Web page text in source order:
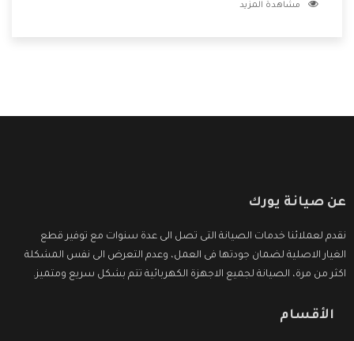
وتقدم للعملاء أقوى العروض والخصومات التى تسهل على
مشاهدة المزيد
عن صيانة يورك
نقدم لعملائنا خدمات الصيانة التى تصل الى عدة سنوات مع توفير قطع
الغيار الاصلية لضمان جودتها فى العمل، وعدم التعرض الى نفس المشكلة
اكثر من مرة، الصيانة لجميع الاجهزة الكهربائية تتم بشكل سريع ومتميز.
الأقسام